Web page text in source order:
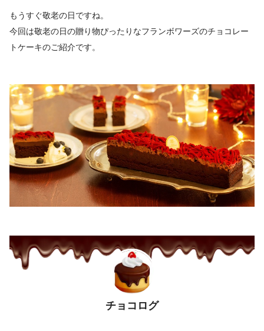
もうすぐ敬老の日ですね。
今回は敬老の日の贈り物ぴったりなフランボワーズのチョコレー
トケーキのご紹介です。
チョコログ